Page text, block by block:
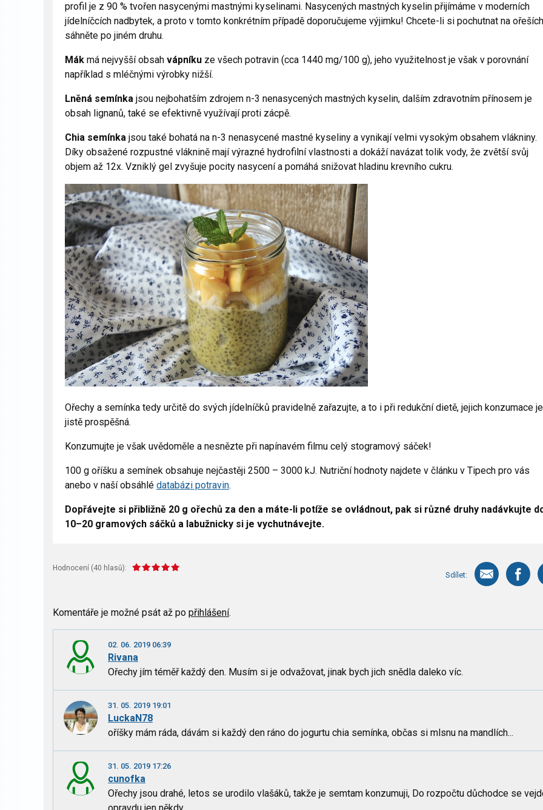
profil je z 90 % tvořen nasycenými mastnými kyselinami. Nasycených mastných kyselin přijímáme v moderních
jídelníčcích nadbytek, a proto v tomto konkrétním případě doporučujeme výjimku! Chcete-li si pochutnat na
sáhněte po jiném druhu.
M ák má nejvyšší obsah vápníku ze všech potravin (cca 1440 mg/100 g), jeho využitelnost je však v porovnání
například s mléčnými výrobky nižší.
Lněná semínka jsou nejbohatším zdrojem n-3 nenasycených mastných kyselin, dalším zdravotním přínosem je
obsah lignanů, také se efektivně využívají proti zácpě.
Chia semínka jsou také bohatá na n-3 nenasycené mastné kyseliny a vynikají velmi vysokým obsahem vlákniny.
Díky obsažené rozpustné vláknině mají výrazné hydrofilní vlastnosti a dokáží navázat tolik vody, že zvětší svůj
objem až 12x. Vzniklý gel zvyšuje pocity nasycení a pomáhá snižovat hladinu krevního cukru.
Ořechy a semínka tedy určitě do svých jídelníčků pravidelně zařazujte, a to i při redukční dietě, jejich konzumace je
jistě prospěšná.
Konzumujte je však uvědoměle a nesnězte při napínavém filmu celý stogramový sáček!
100 g oříšku a semínek obsahuje nejčastěji 2500 – 3000 kJ. Nutriční hodnoty najdete v článku v Tipech pro vás
anebo v naší obsáhlé databázi potravin.
Dopřávejte si přibližně 20 g ořechů za den a máte-li potíže se ovládnout, pak si různé druhy nadávkujte
10–20 gramových sáčků a labužnicky si je vychutnávejte.
Hodnocení (40 hlasů):
Sdílet:
Komentáře je možné psát až po přihlášení.
02. 06. 2019 06:39
Rivana
Ořechy jím téměř každý den. Musím si je odvažovat, jinak bych jich snědla daleko víc.
31. 05. 2019 19:01
LuckaN78
oříšky mám ráda, dávám si každý den ráno do jogurtu chia semínka, občas si mlsnu na mandlích...
31. 05. 2019 17:26
cunofka
Ořechy jsou drahé, letos se urodilo vlašáků, takže je semtam konzumuji, Do rozpočtu důchodce se